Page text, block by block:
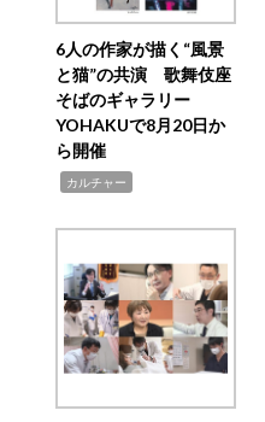
6人の作家が描く“風景
と猫”の共演 歌舞伎座
そばのギャラリー
YOHAKUで8月20日か
ら開催
カルチャー